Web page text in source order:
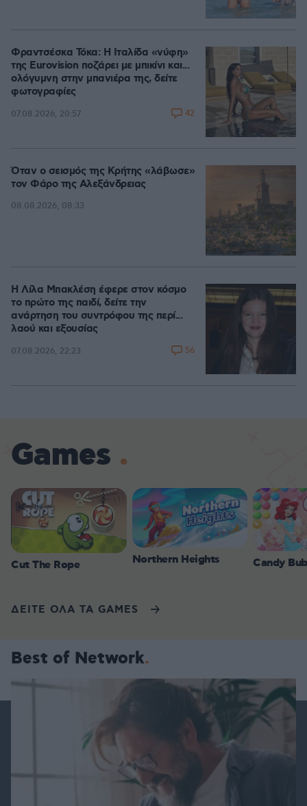
Φραντσέσκα Τόκα: Η Ιταλίδα «νύφη»
της Eurovision ποζάρει με μπικίνι και...
ολόγυμνη στην μπανιέρα της, δείτε
φωτογραφίες
07.08.2026, 20:57 42
Όταν ο σεισμός της Κρήτης «λάβωσε»
τον Φάρο της Αλεξάνδρειας
08.08.2026, 08:33
Η Λίλα Μπακλέση έφερε στον κόσμο
το πρώτο της παιδί, δείτε την
ανάρτηση του συντρόφου της περί...
λαού και εξουσίας
07.08.2026, 22:23 56
Games
Cut The Rope Northern Heights Candy
ΔΕΙΤΕ ΟΛΑ ΤΑ GAMES
Best of Network